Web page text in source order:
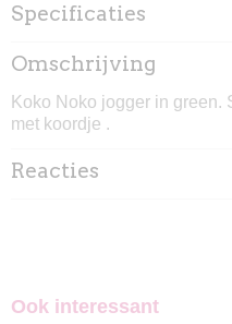
Specificaties
Productcode
1110-3328
Omschrijving
Koko Noko jogger in green.
met koordje .
Reacties
Ook interessant